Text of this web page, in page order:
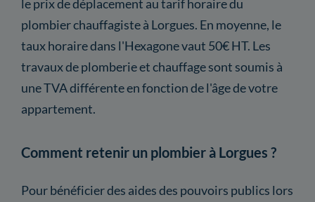
le prix de déplacement au tarif horaire du
plombier chauffagiste à Lorgues. En moyenne, le
taux horaire dans l'Hexagone vaut 50€ HT. Les
travaux de plomberie et chauffage sont soumis à
une TVA différente en fonction de l'âge de votre
appartement.
Comment retenir un plombier à Lorgues ?
Pour bénéficier des aides des pouvoirs publics lors